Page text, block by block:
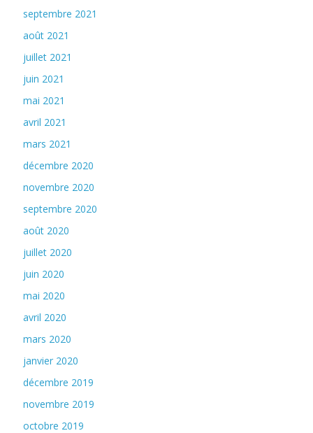
septembre 2021
août 2021
juillet 2021
juin 2021
mai 2021
avril 2021
mars 2021
décembre 2020
novembre 2020
septembre 2020
août 2020
juillet 2020
juin 2020
mai 2020
avril 2020
mars 2020
janvier 2020
décembre 2019
novembre 2019
octobre 2019